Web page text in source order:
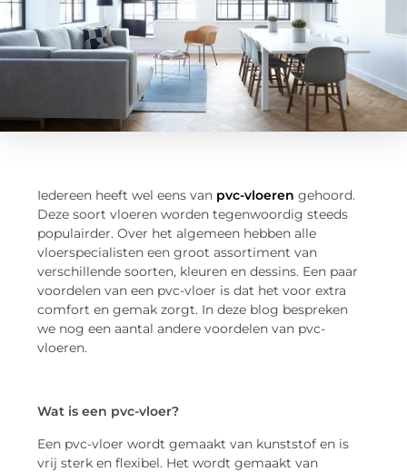
Iedereen heeft wel eens van pvc-vloeren gehoord.
Deze soort vloeren worden tegenwoordig steeds
populairder. Over het algemeen hebben alle
vloerspecialisten een groot assortiment van
verschillende soorten, kleuren en dessins. Een paar
voordelen van een pvc-vloer is dat het voor extra
comfort en gemak zorgt. In deze blog bespreken
we nog een aantal andere voordelen van pvc-
vloeren.
Wat is een pvc-vloer?
Een pvc-vloer wordt gemaakt van kunststof en is
vrij sterk en flexibel. Het wordt gemaakt van